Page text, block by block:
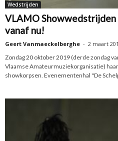
Wedstrijden
VLAMO
vanaf nu!
Geert Vanmaeckelberghe - 2 maart
Zondag 20 oktober 2019 (derde zondag
Vlaamse Amateurmuziekorganisatie)
showkorpsen. Evenementenhal "De